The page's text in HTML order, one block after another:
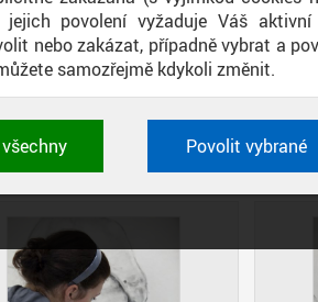
povolení vyžaduje Váš
nebo zakázat, případně vybrat a
samozřejmě kdykoli změnit.
a identifikátorů relace.
Povolit vybrané
VÝUKA KRESLENÍ V
DIAPOZITIVY DLAŽDICE